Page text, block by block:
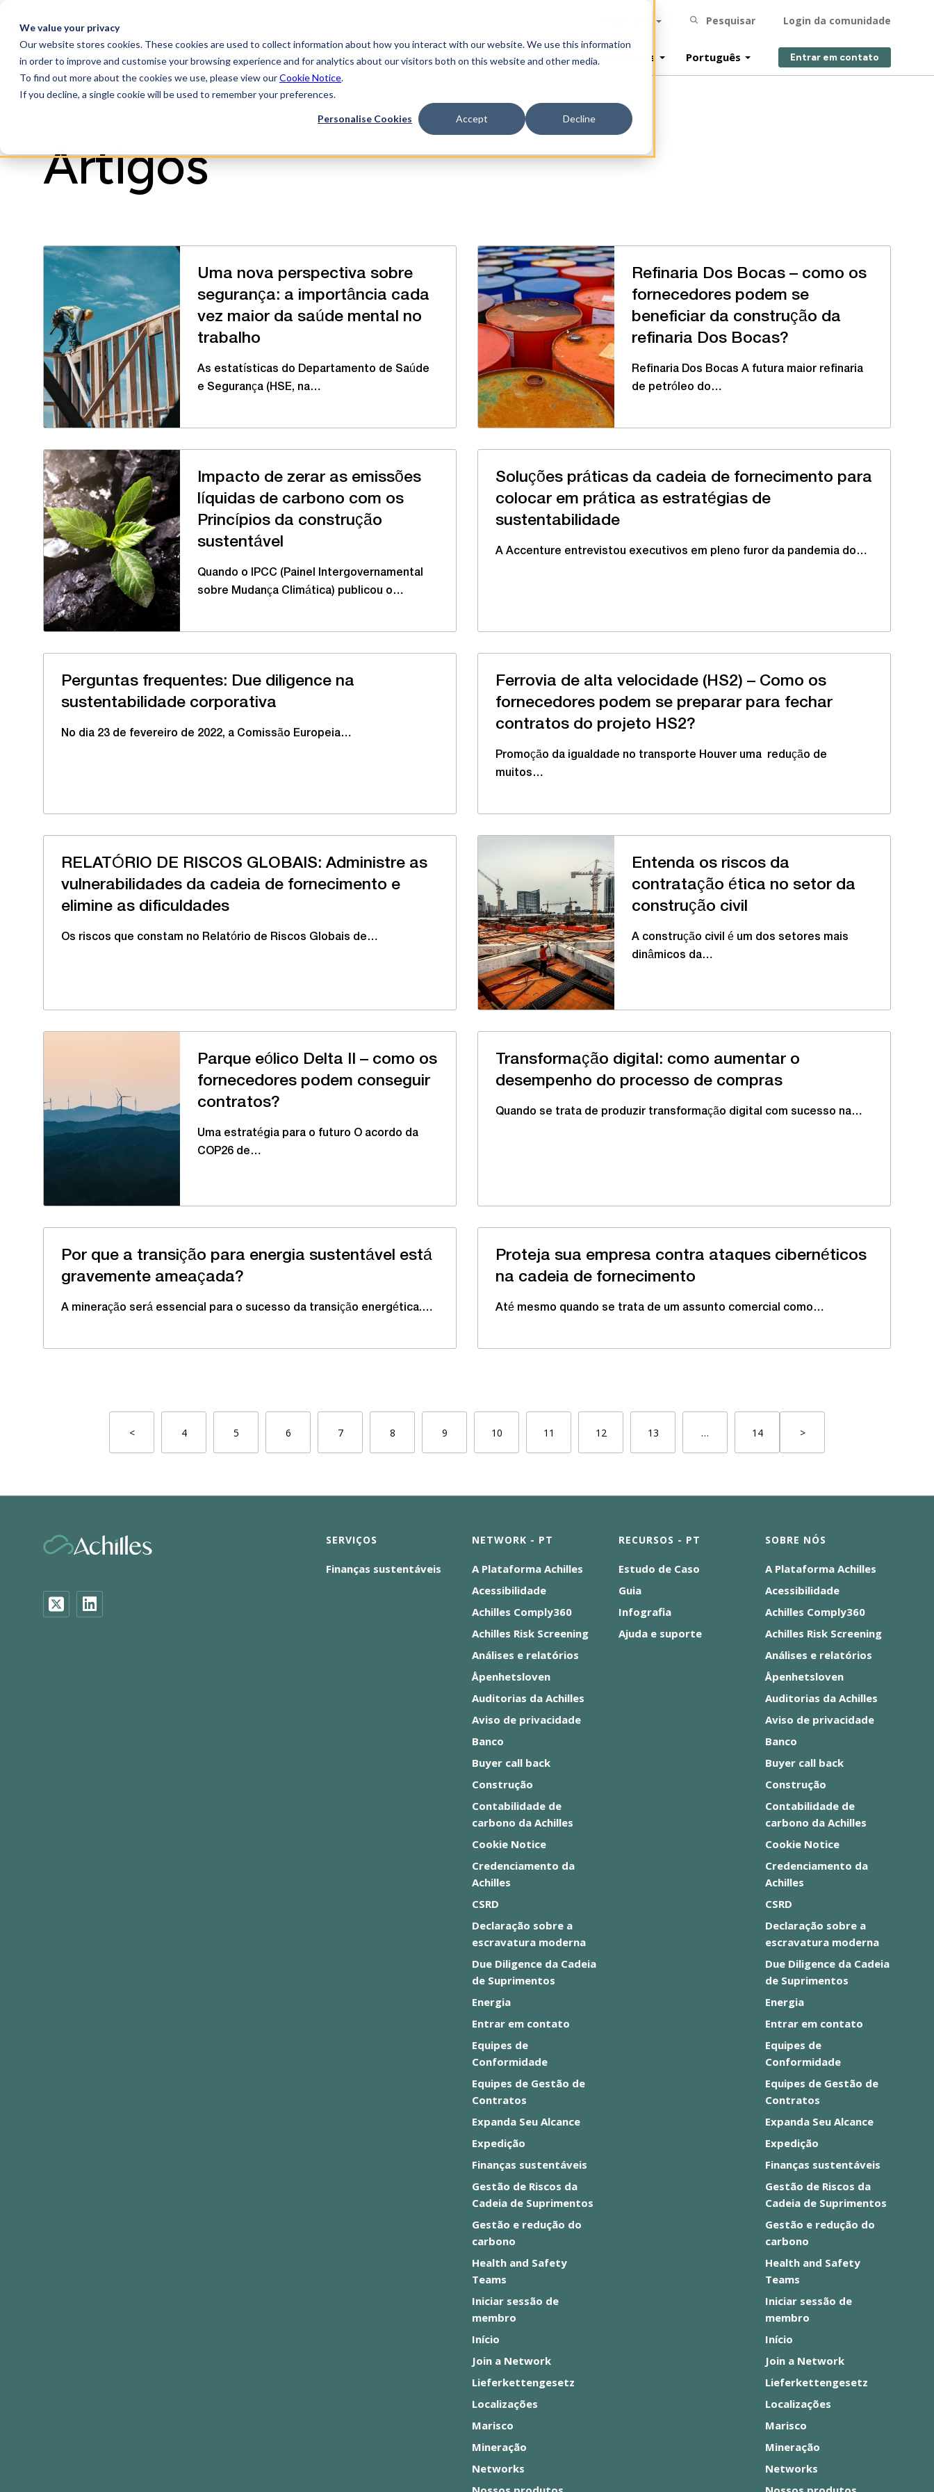
We value your privacy
Our website stores cookies. These cookies are used to collect information about how you interact with our website. We use this information
in order to improve and customise your browsing experience and for analytics about our visitors both on this website and other media.
To find out more about the cookies we use, please view ourCookie Notice.
If you decline, a single cookie will be used to remember your preferences.
Personalise Cookies Accept Decline
Pesquisar Login da comunidade
Productos Indústrias Soluções Recursos Comunidades de fornecedores Português Entrar em contato
Artigos
Uma nova perspectiva sobre
segurança: a importância cada
vez maior da saúde mental no
trabalho
As estatísticas do Departamento de Saúde
e Segurança (HSE, na…
Refinaria Dos Bocas – como os
fornecedores podem se
beneficiar da construção da
refinaria Dos Bocas?
Refinaria Dos Bocas A futura maior refinaria
de petróleo do…
Impacto de zerar as emissões
líquidas de carbono com os
Princípios da construção
sustentável
Quando o IPCC (Painel Intergovernamental
sobre Mudança Climática) publicou o…
Soluções práticas da cadeia de fornecimento para
colocar em prática as estratégias de
sustentabilidade
A Accenture entrevistou executivos em pleno furor da pandemia do…
Perguntas frequentes: Due diligence na
sustentabilidade corporativa
No dia 23 de fevereiro de 2022, a Comissão Europeia…
Ferrovia de alta velocidade (HS2) – Como os
fornecedores podem se preparar para fechar
contratos do projeto HS2?
Promoção da igualdade no transporte Houver uma redução de
muitos…
RELATÓRIO DE RISCOS GLOBAIS: Administre as
vulnerabilidades da cadeia de fornecimento e
elimine as dificuldades
Os riscos que constam no Relatório de Riscos Globais de…
Entenda os riscos da
contratação ética no setor da
construção civil
A construção civil é um dos setores mais
dinâmicos da…
Parque eólico Delta II – como os
fornecedores podem conseguir
contratos?
Uma estratégia para o futuro O acordo da
COP26 de…
Transformação digital: como aumentar o
desempenho do processo de compras
Quando se trata de produzir transformação digital com sucesso na…
Por que a transição para energia sustentável está
gravemente ameaçada?
A mineração será essencial para o sucesso da transição energética.…
Proteja sua empresa contra ataques cibernéticos
na cadeia de fornecimento
Até mesmo quando se trata de um assunto comercial como…
< 4 5 6 7 8 9 10 11 12 13 … 14 >
SERVIÇOS
Finanças sustentáveis
NETWORK - PT
A Plataforma Achilles
Acessibilidade
Achilles Comply360
Achilles Risk Screening
Análises e relatórios
Åpenhetsloven
Auditorias da Achilles
Aviso de privacidade
Banco
Buyer call back
Construção
Contabilidade de
carbono da Achilles
Cookie Notice
Credenciamento da
Achilles
CSRD
Declaração sobre a
escravatura moderna
Due Diligence da Cadeia
de Suprimentos
Energia
Entrar em contato
Equipes de
Conformidade
Equipes de Gestão de
Contratos
Expanda Seu Alcance
Expedição
Finanças sustentáveis
Gestão de Riscos da
Cadeia de Suprimentos
Gestão e redução do
carbono
Health and Safety
Teams
Iniciar sessão de
membro
Início
Join a Network
Lieferkettengesetz
Localizações
Marisco
Mineração
Networks
RECURSOS - PT
Estudo de Caso
Guia
Infografia
Ajuda e suporte
SOBRE NÓS
A Plataforma Achilles
Acessibilidade
Achilles Comply360
Achilles Risk Screening
Análises e relatórios
Åpenhetsloven
Auditorias da Achilles
Aviso de privacidade
Banco
Buyer call back
Construção
Contabilidade de
carbono da Achilles
Cookie Notice
Credenciamento da
Achilles
CSRD
Declaração sobre a
escravatura moderna
Due Diligence da Cadeia
de Suprimentos
Energia
Entrar em contato
Equipes de
Conformidade
Equipes de Gestão de
Contratos
Expanda Seu Alcance
Expedição
Finanças sustentáveis
Gestão de Riscos da
Cadeia de Suprimentos
Gestão e redução do
carbono
Health and Safety
Teams
Iniciar sessão de
membro
Início
Join a Network
Lieferkettengesetz
Localizações
Marisco
Mineração
Networks